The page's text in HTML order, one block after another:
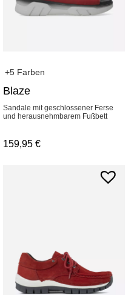
+5 Farben
Blaze
Sandale mit geschlossener Ferse
und herausnehmbarem Fußbett
159,95€